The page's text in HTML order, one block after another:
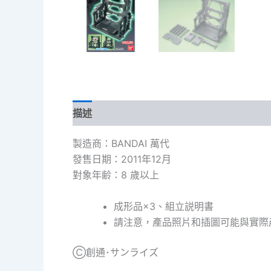
描述
製造商：BANDAI 萬代
發售日期：2011年12月
對象年齢：8 歲以上
成形品×3、組立説明書
請注意，產品照片和插圖可能與實際
Ⓒ創通･サンライズ